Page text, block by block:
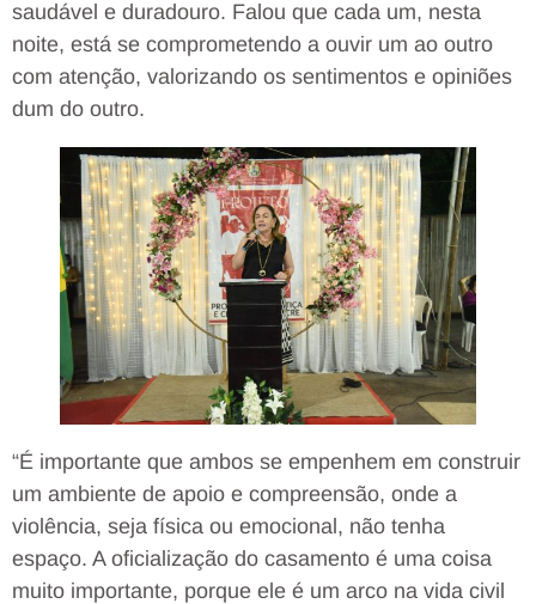
saudável e duradouro. Falou que cada um, nesta
noite, está se comprometendo a ouvir um ao outro
com atenção, valorizando os sentimentos e opiniões
dum do outro.
“É importante que ambos se empenhem em construir
um ambiente de apoio e compreensão, onde a
violência, seja física ou emocional, não tenha
espaço. A oficialização do casamento é uma coisa
muito importante, porque ele é um arco na vida civil